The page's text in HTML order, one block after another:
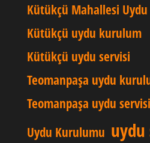
Kütükçü Mahallesi Uydu
Kütükçü uydu kurulum
Kütükçü uydu servisi
Teomanpaşa uydu
Teomanpaşa uydu servisi
Uydu Kurulumu uydu